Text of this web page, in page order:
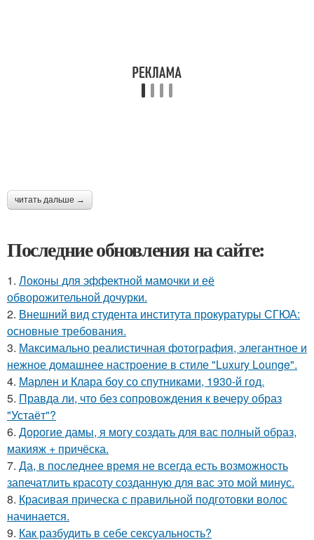
читать дальше →
Последние обновления на сайте:
1. Локоны для эффектной мамочки и её
обворожительной дочурки.
2. Внешний вид студента института прокуратуры СГЮА:
основные требования.
3. Максимально реалистичная фотография, элегантное и
нежное домашнее настроение в стиле "Luxury Lounge".
4. Марлен и Клара боу со спутниками, 1930-й год.
5. Правда ли, что без сопровождения к вечеру образ
"Устаёт"?
6. Дорогие дамы, я могу создать для вас полный образ,
макияж + причёска.
7. Да, в последнее время не всегда есть возможность
запечатлить красоту созданную для вас это мой минус.
8. Красивая прическа с правильной подготовки волос
начинается.
9. Как разбудить в себе сексуальность?